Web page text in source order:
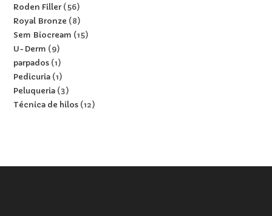
Roden Filler 56
Royal Bronze
8
Sem Biocream
15
U-Derm
9
parpados 1
Pedicuria 1
Peluqueria 3
Técnica de hilos 12